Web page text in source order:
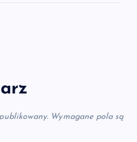
Wymagane pola są